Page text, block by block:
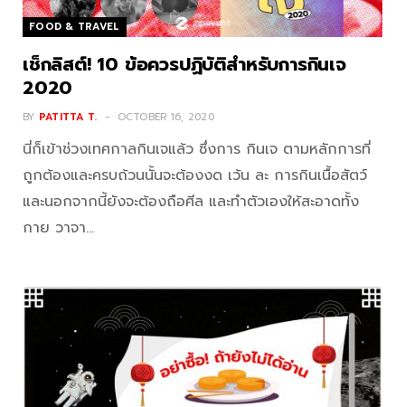
FOOD & TRAVEL
เช็กลิสต์! 10 ข้อควรปฏิบัติสำหรับการกินเจ
2020
BY PATITTA T. OCTOBER 16, 2020
นี่ก็เข้าช่วงเทศกาลกินเจแล้ว ซึ่งการ กินเจ ตามหลักการที่
ถูกต้องและครบถ้วนนั้นจะต้องงด เว้น ละ การกินเนื้อสัตว์
และนอกจากนี้ยังจะต้องถือศีล และทำตัวเองให้สะอาดทั้ง
กาย วาจา…